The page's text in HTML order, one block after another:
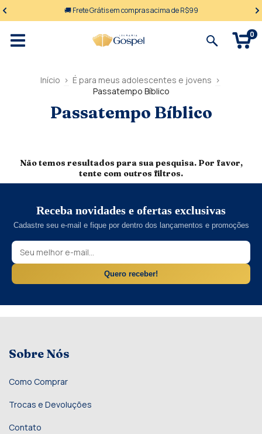
🚚 Frete Grátis em compras acima de R$99
0
Início > É para meus adolescentes e jovens >
Passatempo Bíblico
Passatempo Bíblico
Não temos resultados para sua pesquisa. Por favor,
tente com outros filtros.
Receba novidades e ofertas exclusivas
Cadastre seu e-mail e fique por dentro dos lançamentos e promoções
Quero receber!
Sobre Nós
Como Comprar
Trocas e Devoluções
Contato